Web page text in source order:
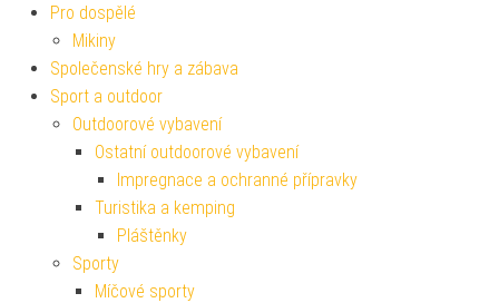
Pro dospělé
Mikiny
Společenské hry a zábava
Sport a outdoor
Outdoorové vybavení
Ostatní outdoorové vybavení
Impregnace a ochranné přípravky
Turistika a kemping
Pláštěnky
Sporty
Míčové sporty